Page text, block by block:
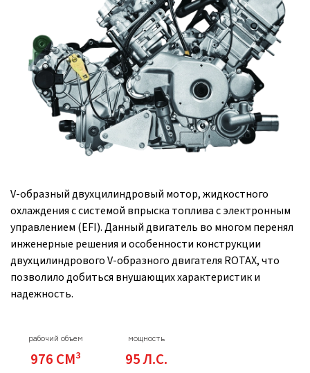
V-образный двухцилиндровый мотор, жидкостного
охлаждения с системой впрыска топлива с электронным
управлением (EFI). Данный двигатель во многом перенял
инженерные решения и особенности конструкции
двухцилиндрового V-образного двигателя ROTAX, что
позволило добиться внушающих характеристик и
надежность.
рабочий объем
976 СМ³
мощность
95 Л.С.